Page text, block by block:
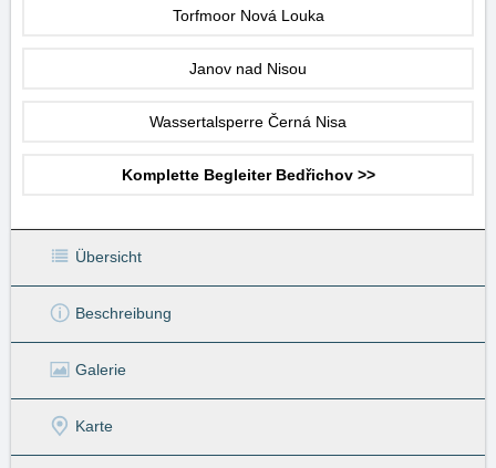
Torfmoor Nová Louka
Janov nad Nisou
Wassertalsperre Černá Nisa
Komplette Begleiter Bedřichov >>
Übersicht
Beschreibung
Galerie
Karte